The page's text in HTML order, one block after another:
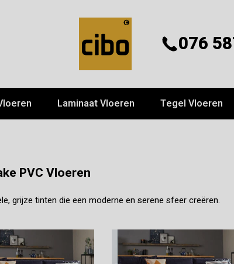
076
Laminaat Vloeren Tegel Vloeren
PVC Vloeren
grijze tinten die een moderne en serene sfeer creëren.